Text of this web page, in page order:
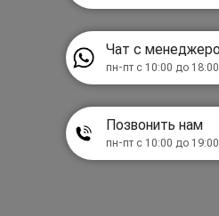
Чат с
пн-пт с 10:00 до 18:00
Позвонить нам
пн-пт с 10:00 до 19:00